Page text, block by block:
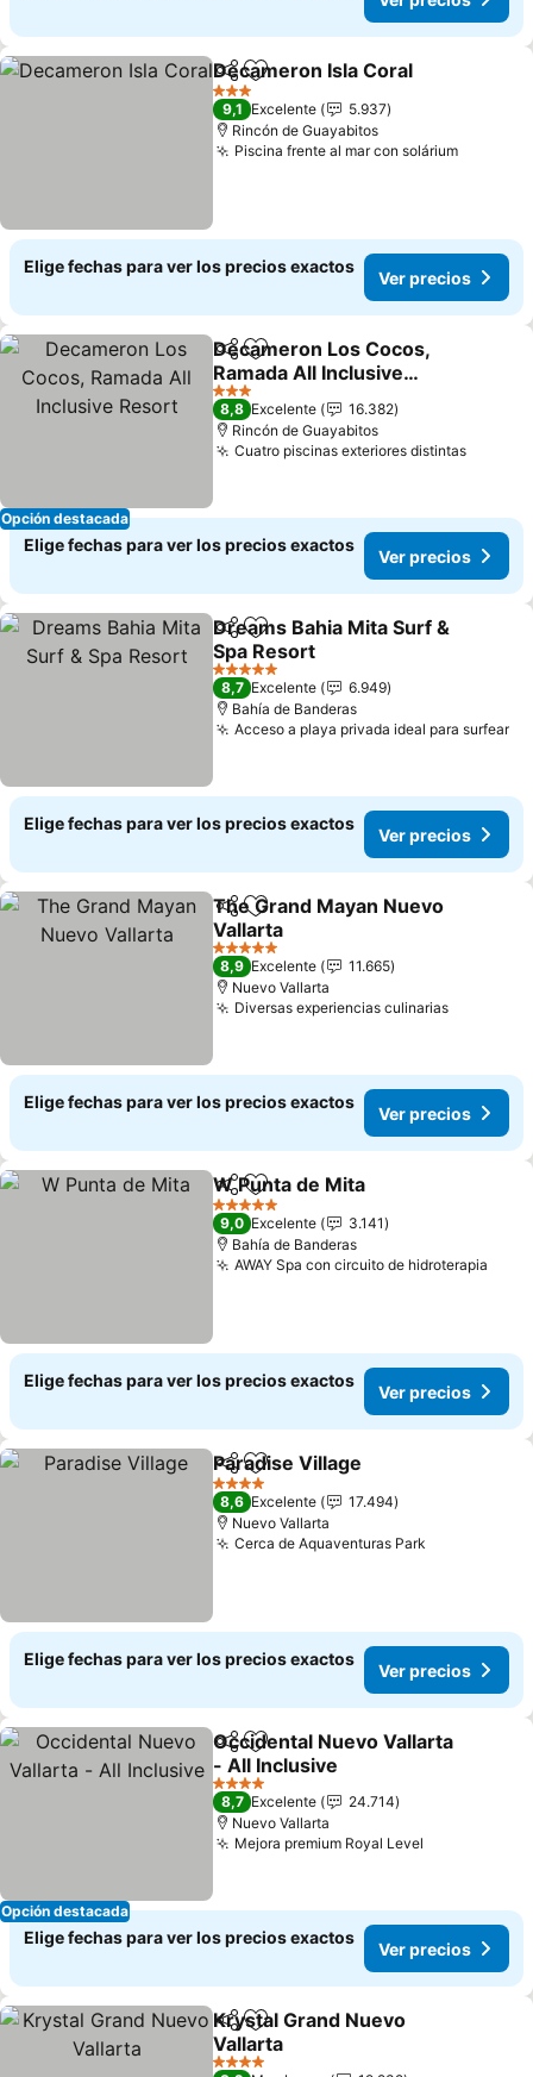
CompartirAgregar a favoritos
Decameron Isla Coral
3 Estrellas
9,1 Excelente
5.937
Rincón de Guayabitos
Piscina frente al mar con soláriumVer
Elige fechas para ver los precios exactos
Ver precios
Opción destacada
CompartirAgregar a favoritos
Decameron Los Cocos,
Ramada All Inclusive
Resort
Ver precios
3 Estrellas
8,8 Excelente
16.382
Rincón de Guayabitos
Cuatro piscinas exteriores distintasVer
Elige fechas para ver los precios exactos
Ver precios
CompartirAgregar a favoritos
Dreams Bahia Mita Surf &
Spa Resort
Ver precios
5 Estrellas
8,7 Excelente
6.949
Bahía de Banderas
Acceso a playa privada ideal para surfear
Elige fechas para ver los precios exactos
Ver precios
Compartir
Agregar a favoritos
The Grand Mayan Nuevo
Vallarta
Ver precios
5 Estrellas
8,9 Excelente
11.665
Nuevo Vallarta
Diversas experiencias culinariasVer
Elige fechas para ver los precios exactos
Ver precios
CompartirAgregar a favoritos
W Punta de Mita
5 Estrellas
9,0 Excelente
3.141
Bahía de Banderas
AWAY Spa con circuito de hidroterapia
Elige fechas para ver los precios exactos
Ver precios
CompartirAgregar a favoritos
Paradise Village
4 Estrellas
8,6 Excelente
17.494
Nuevo Vallarta
Cerca de Aquaventuras Park
Elige fechas para ver los precios exactos
Ver precios
Opción destacada
CompartirAgregar a favoritos
Occidental Nuevo Vallarta
- All Inclusive
Ver precios
4 Estrellas
8,7 Excelente
24.714
Nuevo Vallarta
Mejora premium Royal Level
Elige fechas para ver los precios exactos
Ver precios
CompartirAgregar a favoritos
Krystal Grand Nuevo
Vallarta
Ver precios
4 Estrellas